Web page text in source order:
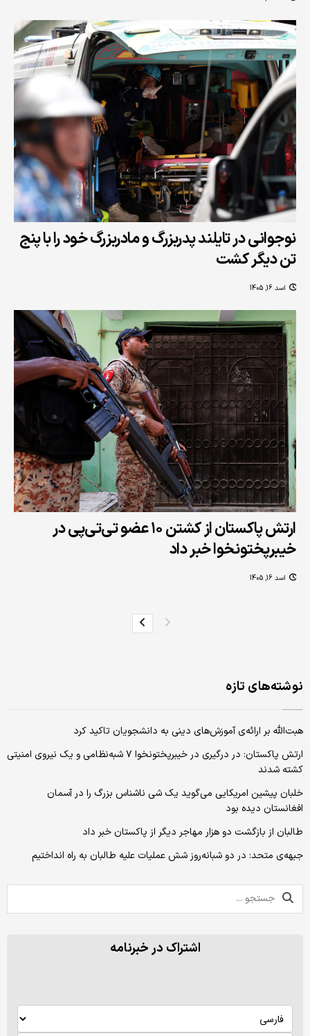
نوجوانی در تایلند پدربزرگ و مادربزرگ خود را با پنج
تن دیگر کشت
اسد 16, 1405
ارتش پاکستان از کشتن ۱۰ عضو تی‌تی‌پی در
خیبرپختونخوا خبر داد
اسد 16, 1405
نوشته‌های تازه
هبت‌الله بر ارائه‌ی آموزش‌های دینی به دانشجویان تاکید کرد
ارتش پاکستان: در درگیری در خیبرپختونخوا ۷ شبه‌نظامی و یک نیروی امنیتی
کشته شدند
خلبان پیشین امریکایی می‌گوید یک شی ناشناس بزرگ را در آسمان
افغانستان دیده بود
طالبان از بازگشت دو هزار مهاجر دیگر از پاکستان خبر داد
جبهه‌ی متحد: در دو شبانه‌روز شش عملیات علیه طالبان به راه انداختیم
اشتراک در خبرنامه